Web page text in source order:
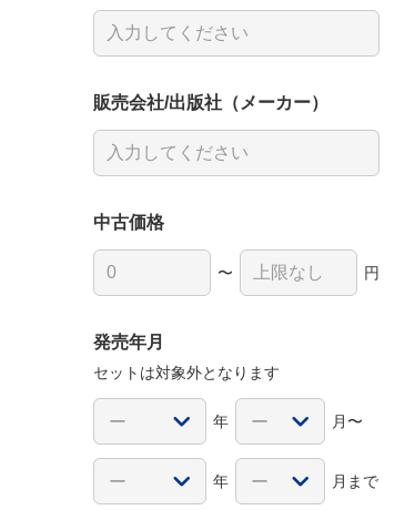
販売会社/出版社（メーカー）
中古価格
〜 円
発売年月
セットは対象外となります
年 月〜
年 月まで